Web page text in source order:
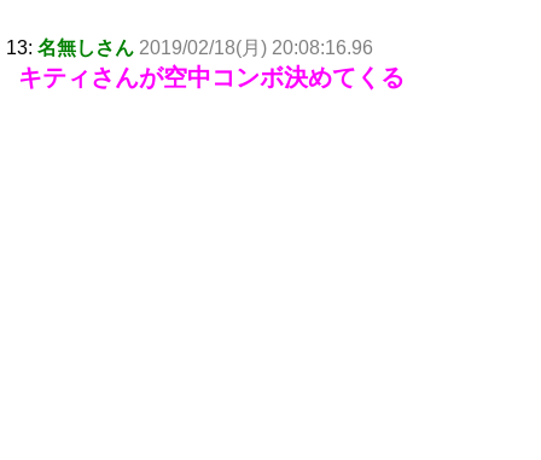
13: 名無しさん 2019/02/18(月) 20:08:16.96
キティさんが空中コンボ決めてくる